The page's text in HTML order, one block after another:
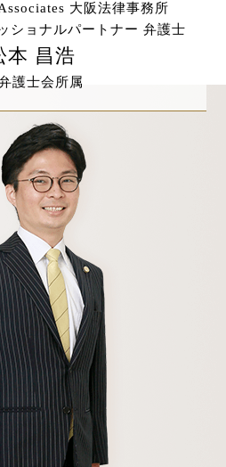
大阪法律事務所
ショナルパートナー 弁護士
本 昌浩
護士会所属